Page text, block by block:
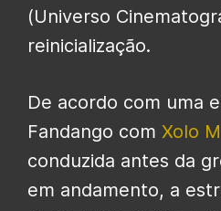
(Universo
reinicialização.
De acordo com uma
Fandango com Xolo
conduzida antes da
em andamento, a